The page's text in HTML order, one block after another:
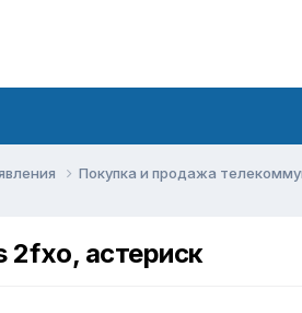
Покупка и продажа
астериск